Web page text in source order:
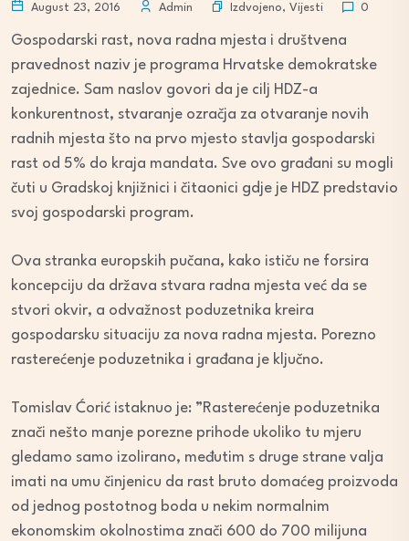
August 23, 2016 Admin Izdvojeno, Vijesti 0
Gospodarski rast, nova radna mjesta i društvena
pravednost naziv je programa Hrvatske demokratske
zajednice. Sam naslov govori da je cilj HDZ-a
konkurentnost, stvaranje ozračja za otvaranje novih
radnih mjesta što na prvo mjesto stavlja gospodarski
rast od 5% do kraja mandata. Sve ovo građani su mogli
čuti u Gradskoj knjižnici i čitaonici gdje je HDZ predstavio
svoj gospodarski program.
Ova stranka europskih pučana, kako ističu ne forsira
koncepciju da država stvara radna mjesta već da se
stvori okvir, a odvažnost poduzetnika kreira
gospodarsku situaciju za nova radna mjesta. Porezno
rasterećenje poduzetnika i građana je ključno.
Tomislav Ćorić istaknuo je: ”Rasterećenje poduzetnika
znači nešto manje porezne prihode ukoliko tu mjeru
gledamo samo izolirano, međutim s druge strane valja
imati na umu činjenicu da rast bruto domaćeg proizvoda
od jednog postotnog boda u nekim normalnim
ekonomskim okolnostima znači 600 do 700 milijuna